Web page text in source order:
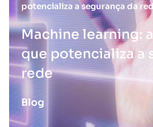
potencializa a segurança da
Machine learning:
que potencializa a
rede
Blog